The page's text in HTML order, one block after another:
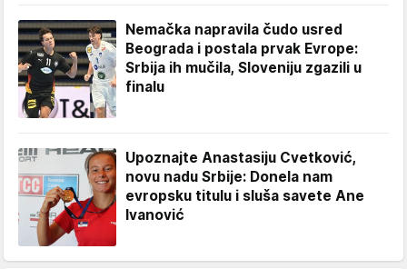
Nemačka napravila čudo usred
Beograda i postala prvak Evrope:
Srbija ih mučila, Sloveniju zgazili u
finalu
Upoznajte Anastasiju Cvetković,
novu nadu Srbije: Donela nam
evropsku titulu i sluša savete Ane
Ivanović